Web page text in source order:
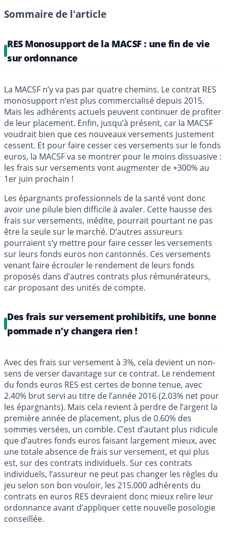
Sommaire de l'article
RES Monosupport de la MACSF : une fin de vie
sur ordonnance
La MACSF n’y va pas par quatre chemins. Le contrat RES
monosupport n’est plus commercialisé depuis 2015.
Mais les adhérents actuels peuvent continuer de profiter
de leur placement. Enfin, jusqu’à présent, car la MACSF
voudrait bien que ces nouveaux versements justement
cessent. Et pour faire cesser ces versements sur le fonds
euros, la MACSF va se montrer pour le moins dissuasive :
les frais sur versements vont augmenter de +300% au
1er juin prochain !
Les épargnants professionnels de la santé vont donc
avoir une pilule bien difficile à avaler. Cette hausse des
frais sur versements, inédite, pourrait pourtant ne pas
être la seule sur le marché. D’autres assureurs
pourraient s’y mettre pour faire cesser les versements
sur leurs fonds euros non cantonnés. Ces versements
venant faire écrouler le rendement de leurs fonds
proposés dans d’autres contrats plus rémunérateurs,
car proposant des unités de compte.
Des frais sur versement prohibitifs, une bonne
pommade n’y changera rien !
Avec des frais sur versement à 3%, cela devient un non-
sens de verser davantage sur ce contrat. Le rendement
du fonds euros RES est certes de bonne tenue, avec
2.40% brut servi au titre de l’année 2016 (2.03% net pour
les épargnants). Mais cela revient à perdre de l’argent la
première année de placement, plus de 0.60% des
sommes versées, un comble. C’est d’autant plus ridicule
que d’autres fonds euros faisant largement mieux, avec
une totale absence de frais sur versement, et qui plus
est, sur des contrats individuels. Sur ces contrats
individuels, l’assureur ne peut pas changer les règles du
jeu selon son bon vouloir, les 215.000 adhérents du
contrats en euros RES devraient donc mieux relire leur
ordonnance avant d’appliquer cette nouvelle posologie
conseillée.